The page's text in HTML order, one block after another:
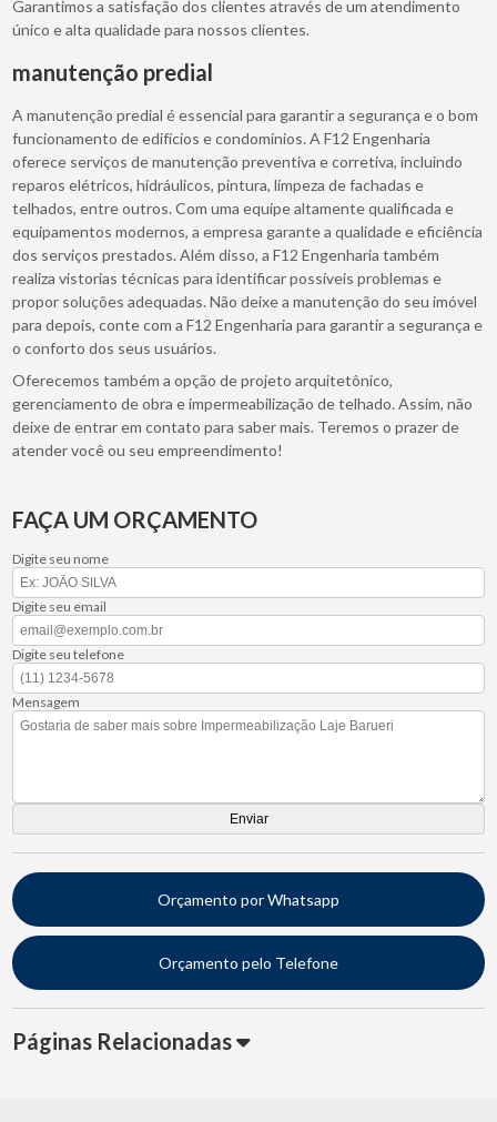
Garantimos a satisfação dos clientes através de um atendimento
único e alta qualidade para nossos clientes.
manutenção predial
A manutenção predial é essencial para garantir a segurança e o bom
funcionamento de edifícios e condomínios. A F12 Engenharia
oferece serviços de manutenção preventiva e corretiva, incluindo
reparos elétricos, hidráulicos, pintura, limpeza de fachadas e
telhados, entre outros. Com uma equipe altamente qualificada e
equipamentos modernos, a empresa garante a qualidade e eficiência
dos serviços prestados. Além disso, a F12 Engenharia também
realiza vistorias técnicas para identificar possíveis problemas e
propor soluções adequadas. Não deixe a manutenção do seu imóvel
para depois, conte com a F12 Engenharia para garantir a segurança e
o conforto dos seus usuários.
Oferecemos também a opção de projeto arquitetônico,
gerenciamento de obra e impermeabilização de telhado. Assim, não
deixe de entrar em contato para saber mais. Teremos o prazer de
atender você ou seu empreendimento!
FAÇA UM ORÇAMENTO
Digite seu nome
Digite seu email
Digite seu telefone
Mensagem
Orçamento por Whatsapp
Orçamento pelo Telefone
Páginas Relacionadas